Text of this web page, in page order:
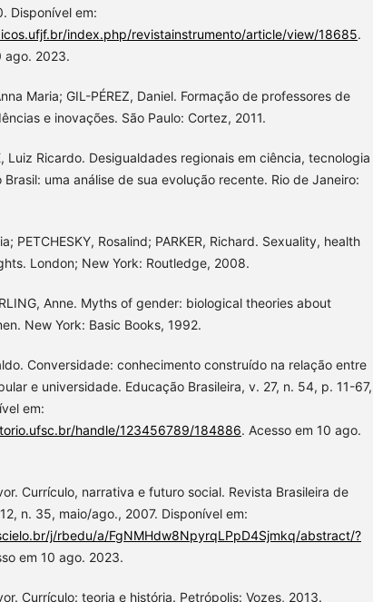
Disponível em:
index.php/revistainstrumento/article/view/18685.
ago. 2023.
Maria; GIL-PÉREZ, Daniel. Formação de professores de
e inovações. São Paulo: Cortez, 2011.
Luiz Ricardo. Desigualdades regionais em ciência, tecnologia
Brasil: uma análise de sua evolução recente. Rio de Janeiro:
PETCHESKY, Rosalind; PARKER, Richard. Sexuality, health
London; New York: Routledge, 2008.
Anne. Myths of gender: biological theories about
New York: Basic Books, 1992.
Conversidade: conhecimento construído na relação entre
e universidade. Educação Brasileira, v. 27, n. 54, p. 11-67,
em:
handle/123456789/184886. Acesso em 10 ago.
Currículo, narrativa e futuro social. Revista Brasileira de
n. 35, maio/ago., 2007. Disponível em:
j/rbedu/a/FgNMHdw8NpyrqLPpD4Sjmkq/abstract/?
em 10 ago. 2023.
Currículo: teoria e história. Petrópolis: Vozes, 2013.